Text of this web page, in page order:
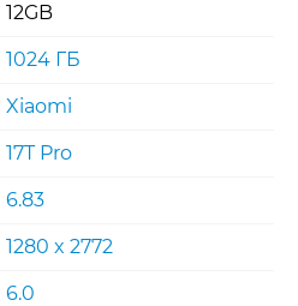
12GB
1024 ГБ
Xiaomi
17T Pro
6.83
1280 x 2772
6.0